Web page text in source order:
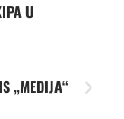
U
„MEDIJA“